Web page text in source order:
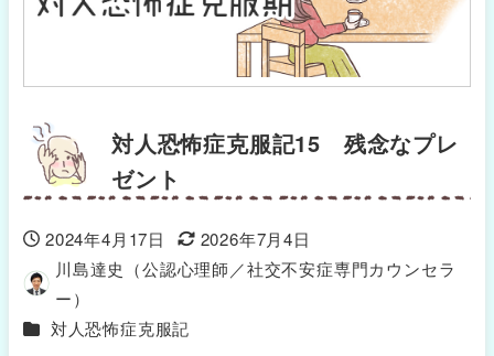
対人恐怖症克服記15 残念なプレ
ゼント
投稿日
2024年4月17日
更新日
2026年7月4日
著
者
川島達史（公認心理師／社交不安症専門カウンセラ
ー）
カテゴリー
対人恐怖症克服記